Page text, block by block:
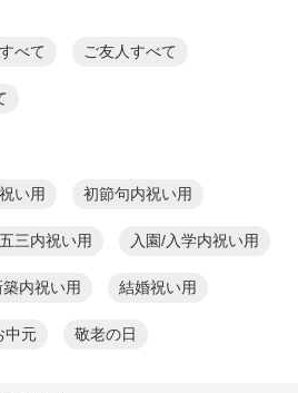
べて ご友人すべて
い用 初節句内祝い用
三内祝い用 入園/入学内祝い用
築内祝い用 結婚祝い用
中元 敬老の日